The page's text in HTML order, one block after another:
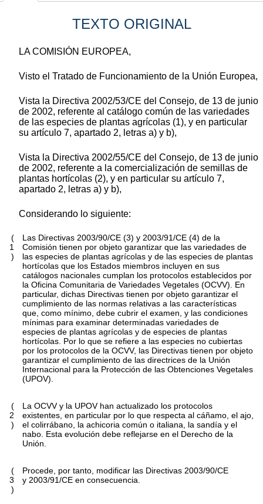
TEXTO ORIGINAL
LA COMISIÓN EUROPEA,
Visto el Tratado de Funcionamiento de la Unión Europea,
Vista la Directiva 2002/53/CE del Consejo, de 13 de junio
de 2002, referente al catálogo común de las variedades
de las especies de plantas agrícolas (1), y en particular
su artículo 7, apartado 2, letras a) y b),
Vista la Directiva 2002/55/CE del Consejo, de 13 de junio
de 2002, referente a la comercialización de semillas de
plantas hortícolas (2), y en particular su artículo 7,
apartado 2, letras a) y b),
Considerando lo siguiente:
(
1
)
Las Directivas 2003/90/CE(3) y 2003/91/CE(4) de la
Comisión tienen por objeto garantizar que las variedades de
las especies de plantas agrícolas y de las especies de plantas
hortícolas que los Estados miembros incluyen en sus
catálogos nacionales cumplan los protocolos establecidos por
la Oficina Comunitaria de Variedades Vegetales (OCVV). En
particular, dichas Directivas tienen por objeto garantizar el
cumplimiento de las normas relativas a las características
que, como mínimo, debe cubrir el examen, y las condiciones
mínimas para examinar determinadas variedades de
especies de plantas agrícolas y de especies de plantas
hortícolas. Por lo que se refiere a las especies no cubiertas
por los protocolos de la OCVV, las Directivas tienen por objeto
garantizar el cumplimiento de las directrices de la Unión
Internacional para la Protección de las Obtenciones Vegetales
(UPOV).
(
2
)
La OCVV y la UPOV han actualizado los protocolos
existentes, en particular por lo que respecta al cáñamo, el ajo,
el colirrábano, la achicoria común o italiana, la sandía y el
nabo. Esta evolución debe reflejarse en el Derecho de la
Unión.
(
3
)
Procede, por tanto, modificar las Directivas 2003/90/CE
y 2003/91/CE en consecuencia.